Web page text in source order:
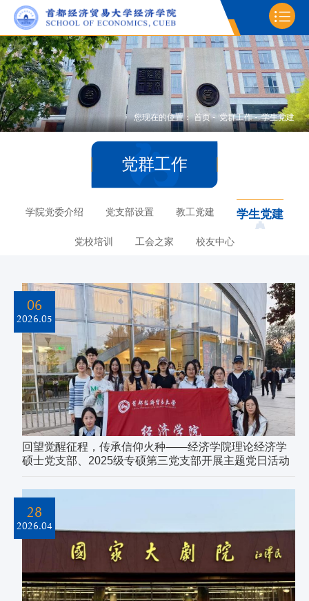
您现在的位置：首页 - 党群工作 - 学生党建
党群工作
学院党委介绍 党支部设置 教工党建 学生党建
党校培训 工会之家 校友中心
06
2026.05
回望觉醒征程，传承信仰火种——经济学院理论经济学
硕士党支部、2025级专硕第三党支部开展主题党日活动
28
2026.04